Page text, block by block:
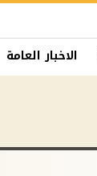
الاخبار العامة